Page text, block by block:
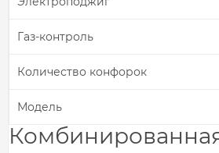
Газ-контроль
Количество конфорок
Модель